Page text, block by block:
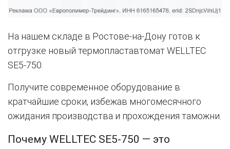
На нашем складе в Ростове-на-Дону готов к
отгрузке новый термопластавтомат WELLTEC
SE5-750.
Получите современное оборудование в
кратчайшие сроки, избежав многомесячного
ожидания производства и прохождения таможни.
Почему WELLTEC SE5-750 — это